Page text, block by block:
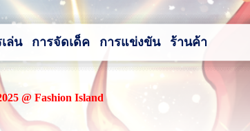
ล่น การจัดเด็ค การแข่งขัน ร้านค้า
@ Fashion Island